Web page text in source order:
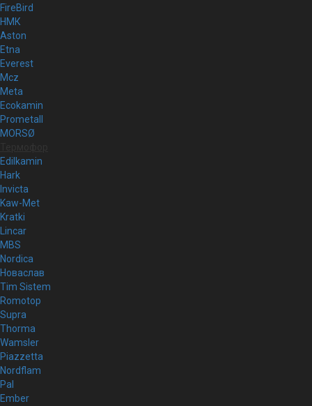
FireBird
НМК
Aston
Etna
Everest
Mcz
Meta
Ecokamin
Prometall
MORSØ
Edilkamin
Hark
Invicta
Kaw-Met
Kratki
Lincar
MBS
Nordica
Новаслав
Tim Sistem
Romotop
Supra
Thorma
Wamsler
Piazzetta
Nordflam
Pal
Ember